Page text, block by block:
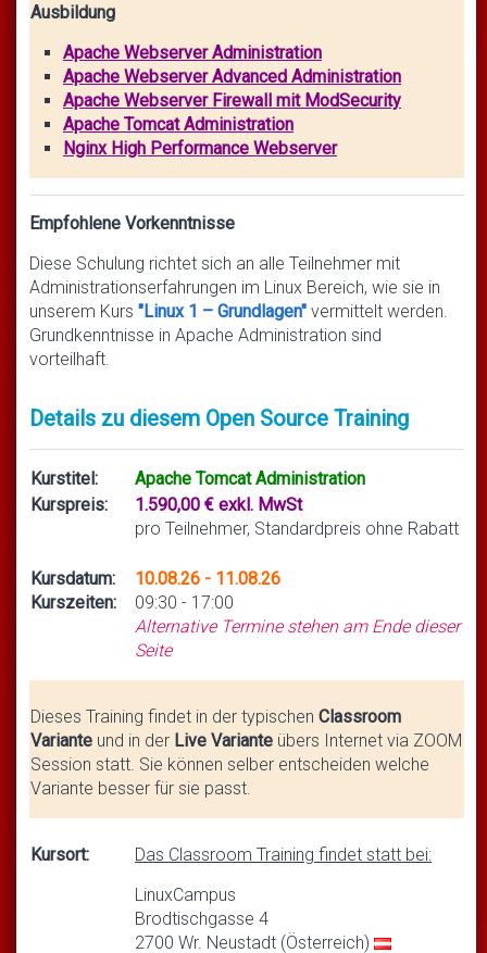
Ausbildung
Apache Webserver Administration
Apache Webserver Advanced Administration
Apache Webserver Firewall mit ModSecurity
Apache Tomcat Administration
Nginx High Performance Webserver
Empfohlene Vorkenntnisse
Diese Schulung richtet sich an alle Teilnehmer mit
Administrationserfahrungen im Linux Bereich, wie sie in
unserem Kurs "Linux 1 – Grundlagen" vermittelt werden.
Grundkenntnisse in Apache Administration sind
vorteilhaft.
Details zu diesem Open Source Training
Kurstitel:
Apache Tomcat Administration
Kurspreis:
1.590,00 € exkl. MwSt
pro Teilnehmer, Standardpreis ohne Rabatt
Kursdatum:
Kurszeiten:
10.08.26 - 11.08.26
09:30 - 17:00
Alternative Termine stehen am Ende dieser
Seite
Dieses Training findet in der typischen Classroom
Variante und in der Live Variante übers Internet via ZOOM
Session statt. Sie können selber entscheiden welche
Variante besser für sie passt.
Kursort:
Das Classroom Training findet statt bei:
LinuxCampus
Brodtischgasse 4
2700 Wr. Neustadt (Österreich)